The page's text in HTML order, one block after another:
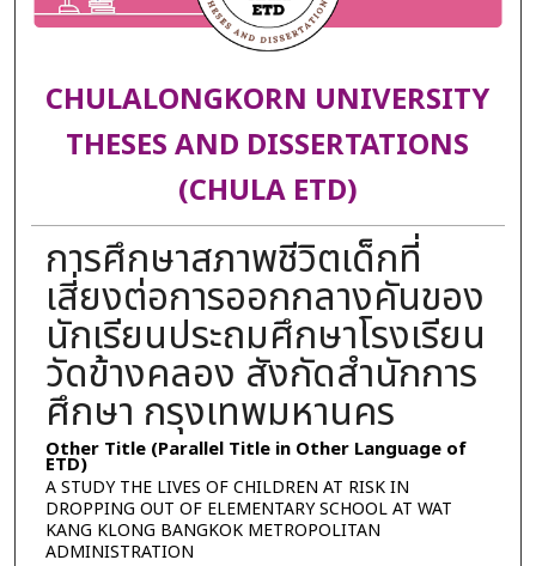
CHULALONGKORN UNIVERSITY
THESES AND DISSERTATIONS
(CHULA ETD)
การศึกษาสภาพชีวิตเด็กที่
เสี่ยงต่อการออกกลางคันของ
นักเรียนประถมศึกษาโรงเรียน
วัดข้างคลอง สังกัดสำนักการ
ศึกษา กรุงเทพมหานคร
Other Title (Parallel Title in Other Language of
ETD)
A STUDY THE LIVES OF CHILDREN AT RISK IN
DROPPING OUT OF ELEMENTARY SCHOOL AT WAT
KANG KLONG BANGKOK METROPOLITAN
ADMINISTRATION